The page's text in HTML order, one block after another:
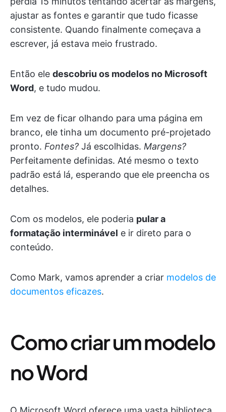
ajustar as fontes e garantir que tudo ficasse
consistente. Quando finalmente começava a
escrever, já estava meio frustrado.
Então ele descobriu os modelos no Microsoft
Word, e tudo mudou.
Em vez de ficar olhando para uma página em
branco, ele tinha um documento pré-projetado
pronto. Fontes? Já escolhidas. Margens?
Perfeitamente definidas. Até mesmo o texto
padrão está lá, esperando que ele preencha os
detalhes.
Com os modelos, ele poderia pular a
formatação interminável e ir direto para o
conteúdo.
Como Mark, vamos aprender a criar modelos de
documentos eficazes.
Como criar um modelo
no Word